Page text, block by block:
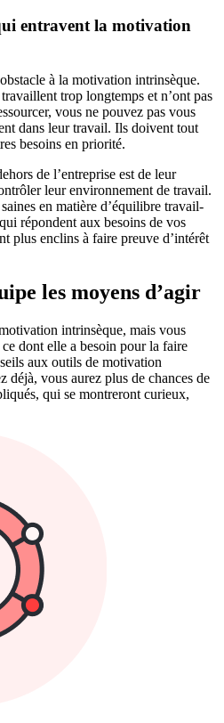
entravent la motivation
à la motivation intrinsèque.
trop longtemps et n’ont pas
vous ne pouvez pas vous
dans leur travail. Ils doivent tout
besoins en priorité.
de l’entreprise est de leur
leur environnement de travail.
en matière d’équilibre travail-
répondent aux besoins de vos
plus enclins à faire preuve d’intérêt
les moyens d’agir
intrinsèque, mais vous
dont elle a besoin pour la faire
aux outils de motivation
déjà, vous aurez plus de chances de
qui se montreront curieux,